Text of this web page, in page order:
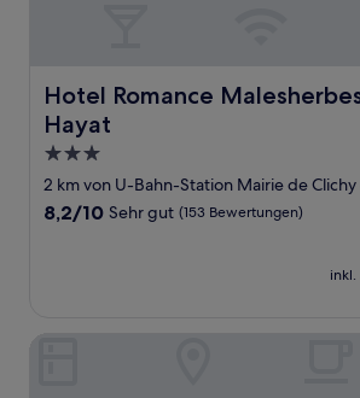
Hotel Romance
Hayat
Hotel Romance Malesherbes by
3.0-
Sterne-
Unterkunft
2 km von U-Bahn-Station Mairie de
8.2
Bewertungen)
8,2/10 Sehr gut (153 Bewertungen)